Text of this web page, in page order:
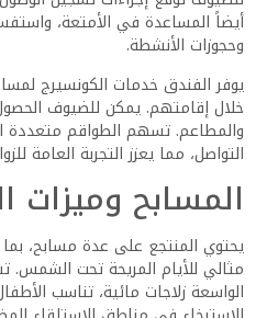
تعد الترفيه العائلي ميزة رئيسية،
والألعاب الجماعية التي ينظمها
الفعاليات الخاصة والأمسيات ذات
الروابط العائلية. يمكن للآباء
مما يضمن تجربة ممتعة للجميع.
خيارات الطعام
تشمل خيارات الطعام في المنتجع
على الجودة والتنوع. يمكن للضيوف
يلبي الأذواق المختلفة، ويتميز
لمن يبحثون عن المأكولات
تناول طعام فريدة. يتميز جو كل